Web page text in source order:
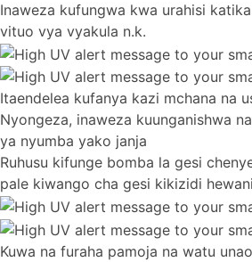
Inaweza kufungwa kwa urahisi
vituo vya vyakula n.k.
Itaendelea kufanya kazi mchana na
Nyongeza, inaweza kuunganishwa
ya nyumba yako janja
Ruhusu kifunge bomba la gesi
pale kiwango cha gesi kikizidi hewani
Kuwa na furaha pamoja na watu